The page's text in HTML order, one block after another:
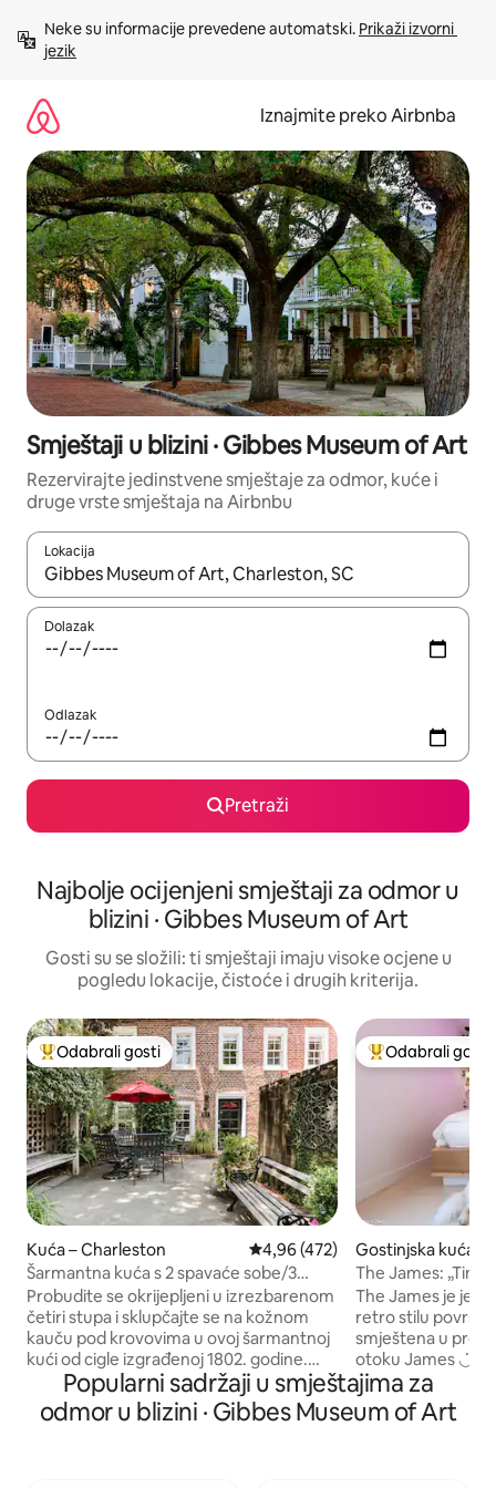
sadržaj
Neke su informacije prevedene automatski. Prikaži izvorni
jezik
Iznajmite preko Airbnba
Smještaji u blizini · Gibbes Museum of Art
Rezervirajte jedinstvene smještaje za odmor, kuće i
druge vrste smještaja na Airbnbu
Lokacija
Kada budu dostupni rezultati, moći ćete ih pregledati
Dolazak
Odlazak
Pretraži
Najbolje ocijenjeni smještaji za odmor u
blizini · Gibbes Museum of Art
Gosti su se složili: ti smještaji imaju visoke ocjene u
pogledu lokacije, čistoće i drugih kriterija.
Među najviše rangiranima s oznakom „Odabrali gosti”
Odabrali gosti
Kuća – Charleston Prosječna ocjena: 4,96/5,
4,96 (472)
Šarmantna kuća s 2 spavaće sobe/3
kupaonice u blizini Marion Squarea
Probudite se okrijepljeni u izrezbarenom
četiri stupa i sklupčajte se na kožnom
kauču pod krovovima u ovoj šarmantnoj
kući od cigle izgrađenoj 1802. godine.
Okupite se na ležernom doručku ujutro
ili koktele u osvijetljenom, uređenom
dvorištu u osvijetljenom, uređenom
Među najviše
Odabrali gosti
Gostinjska kuća –
n
The James:
& Folly
The James je
retro stilu
smještena u
otoku James ◡̈ 10 minuta do centra
Charlestona 12 minuta do plaže Folly
Beach Restorani
The James može
Popularni sadržaji u smještajima za
odmor u blizini · Gibbes Museum of Art